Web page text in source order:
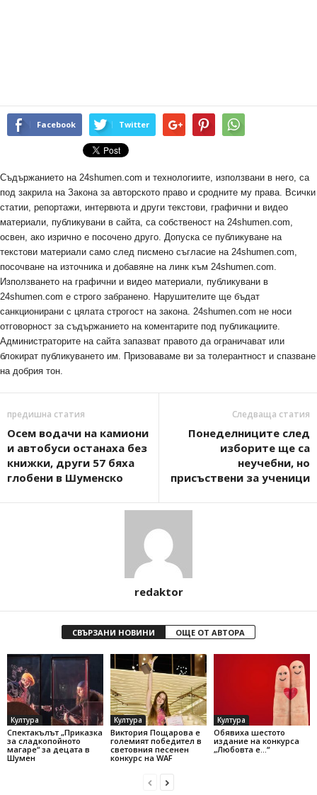
Facebook Twitter
Съдържанието на 24shumen.com и технологиите, използвани в него, са
под закрила на Закона за авторското право и сродните му права. Всички
статии, репортажи, интервюта и други текстови, графични и видео
материали, публикувани в сайта, са собственост на 24shumen.com,
освен, ако изрично е посочено друго. Допуска се публикуване на
текстови материали само след писмено съгласие на 24shumen.com,
посочване на източника и добавяне на линк към 24shumen.com.
Използването на графични и видео материали, публикувани в
24shumen.com е строго забранено. Нарушителите ще бъдат
санкционирани с цялата строгост на закона. 24shumen.com не носи
отговорност за съдържанието на коментарите под публикациите.
Администраторите на сайта запазват правото да ограничават или
блокират публикуването им. Призоваваме ви за толерантност и спазване
на добрия тон.
предишна статия
Осем водачи на камиони
и автобуси останаха без
книжки, други 57 бяха
глобени в Шуменско
Следваща статия
Понеделниците след
изборите ще са
неучебни, но
присъствени за ученици
redaktor
СВЪРЗАНИ НОВИНИ ОЩЕ ОТ АВТОРА
Култура
Спектакълът „Приказка
за сладкопойното
магаре“ за децата в
Шумен
Култура
Виктория Пощарова е
големият победител в
световния песенен
конкурс на WAF
Култура
Обявиха шестото
издание на конкурса
„Любовта е…“